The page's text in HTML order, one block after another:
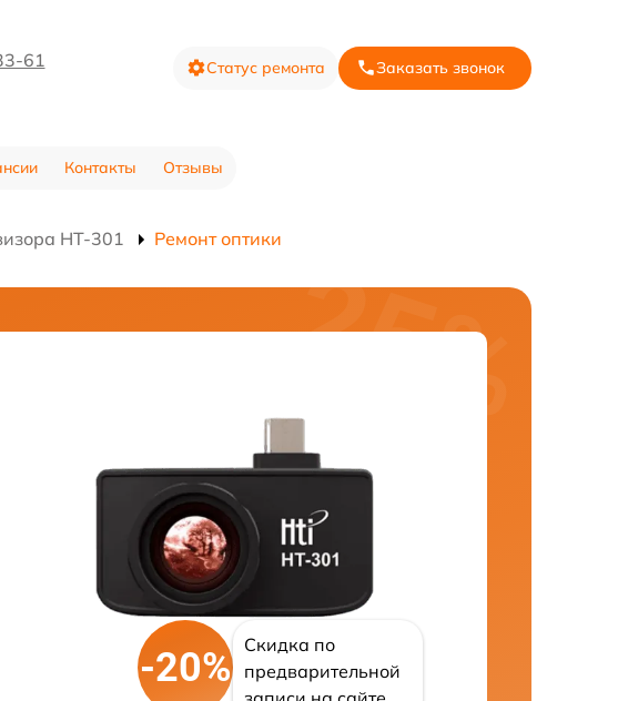
61 Статус ремонта Заказать звонок
Контакты Отзывы
HT-301 Ремонт оптики
-20%
Скидка по
предварительной